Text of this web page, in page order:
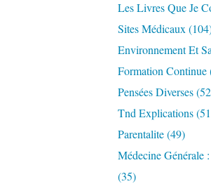
Les Livres Que Je
Sites Médicaux
Environnement Et
Formation Continue
Pensées Diverses
Tnd Explications
Parentalite(49)
Médecine Générale
(35)